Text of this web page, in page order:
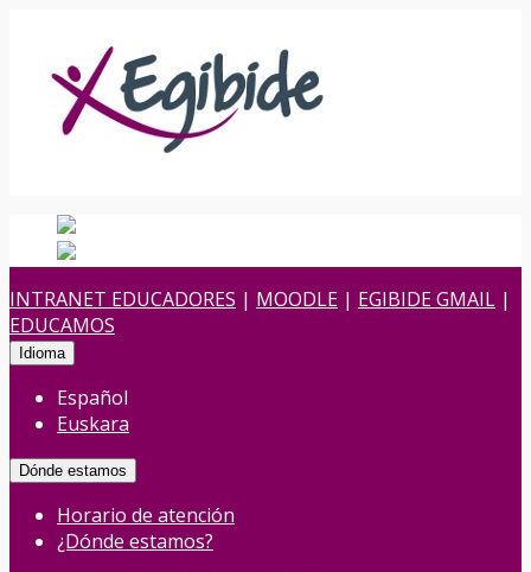
INTRANET EDUCADORES | MOODLE | EGIBIDE GMAIL |
EDUCAMOS
Idioma
Español
Euskara
Dónde estamos
Horario de atención
¿Dónde estamos?